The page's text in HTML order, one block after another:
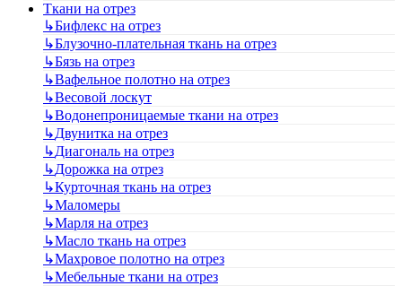
Ткани на отрез
↳Бифлекс на отрез
↳Блузочно-плательная ткань на отрез
↳Бязь на отрез
↳Вафельное полотно на отрез
↳Весовой лоскут
↳Водонепроницаемые ткани на отрез
↳Двунитка на отрез
↳Диагональ на отрез
↳Дорожка на отрез
↳Курточная ткань на отрез
↳Маломеры
↳Марля на отрез
↳Масло ткань на отрез
↳Махровое полотно на отрез
↳Мебельные ткани на отрез